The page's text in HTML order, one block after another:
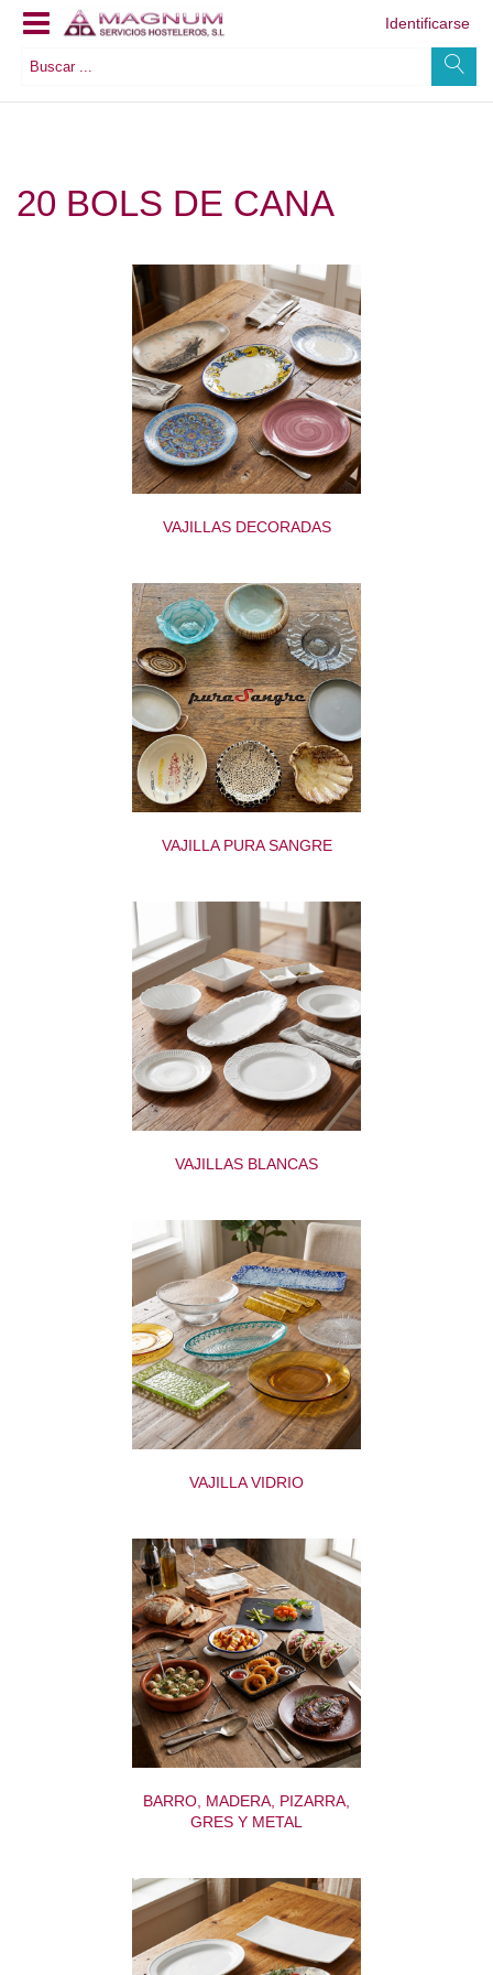
Identificarse
20 BOLS DE CANA
VAJILLAS DECORADAS
VAJILLA PURA SANGRE
VAJILLAS BLANCAS
VAJILLA VIDRIO
BARRO, MADERA, PIZARRA,
GRES Y METAL